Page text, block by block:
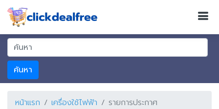
ค้นหา
หน้าแรก เครื่องใช้ไฟฟ้า รายการประกาศ